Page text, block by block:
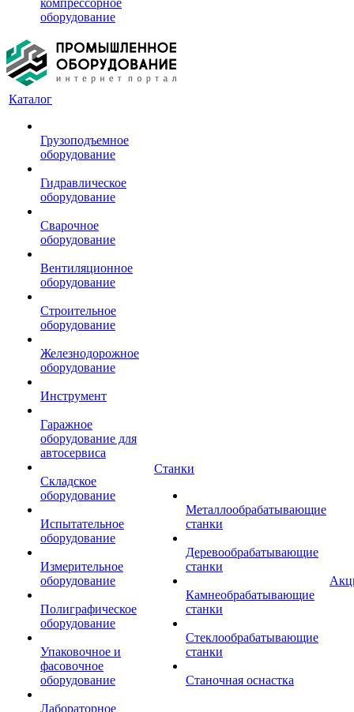
компрессорное
оборудование
Каталог
Грузоподъемное
оборудование
Гидравлическое
оборудование
Сварочное
оборудование
Вентиляционное
оборудование
Строительное
оборудование
Железнодорожное
оборудование
Инструмент
Гаражное
оборудование для
автосервиса
Складское
оборудование
Испытательное
оборудование
Измерительное
оборудование
Полиграфическое
оборудование
Упаковочное и
фасовочное
оборудование
Лабораторное
Станки
Металлообрабатывающие
станки
Деревообрабатывающие
станки
Камнеобрабатывающие
станки
Стеклообрабатывающие
станки
Станочная оснастка